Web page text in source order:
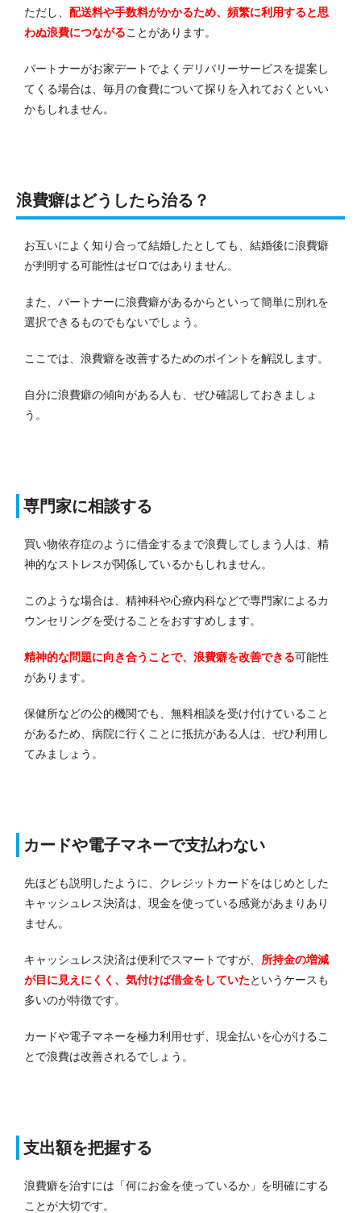
ただし、 配送料や手数料がかかるため、頻繁に利用すると思
わぬ浪費につながることがあります。
パートナーがお家デートでよくデリバリーサービスを提案し
てくる場合は、毎月の食費について探りを入れておくといい
かもしれません。
浪費癖はどうしたら治る？
お互いによく知り合って結婚したとしても、結婚後に浪費癖
が判明する可能性はゼロではありません。
また、パートナーに浪費癖があるからといって簡単に別れを
選択できるものでもないでしょう。
ここでは、浪費癖を改善するためのポイントを解説します。
自分に浪費癖の傾向がある人も、ぜひ確認しておきましょ
う。
専門家に相談する
買い物依存症のように借金するまで浪費してしまう人は、精
神的なストレスが関係しているかもしれません。
このような場合は、精神科や心療内科などで専門家によるカ
ウンセリングを受けることをおすすめします。
精神的な問題に向き合うことで、浪費癖を改善できる可能性
があります。
保健所などの公的機関でも、無料相談を受け付けていること
があるため、病院に行くことに抵抗がある人は、ぜひ利用し
てみましょう。
カードや電子マネーで支払わない
先ほども説明したように、クレジットカードをはじめとした
キャッシュレス決済は、現金を使っている感覚があまりあり
ません。
キャッシュレス決済は便利でスマートですが、 所持金の増減
が目に見えにくく、気付けば借金をしていたというケースも
多いのが特徴です。
カードや電子マネーを極力利用せず、現金払いを心がけるこ
とで浪費は改善されるでしょう。
支出額を把握する
浪費癖を治すには「何にお金を使っているか」を明確にする
ことが大切です。